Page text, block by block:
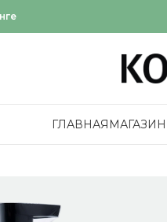
ГЛАВНАЯ МАГАЗИН